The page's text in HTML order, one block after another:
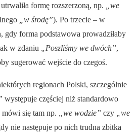
formę rozszerzoną, np.
„we
„w środę”). Po trzecie – w
gdy forma podstawowa prowadziłaby
w zdaniu
„Poszliśmy we dwóch”,
sugerować wejście do czegoś.
regionach Polski, szczególnie
występuje częściej niż standardowo
się tam np.
„we wodzie” czy
„we
nie następuje po nich trudna zbitka